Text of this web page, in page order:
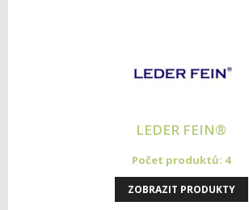
LEDER FEIN®
Počet produktů: 4
ZOBRAZIT PRODUKTY